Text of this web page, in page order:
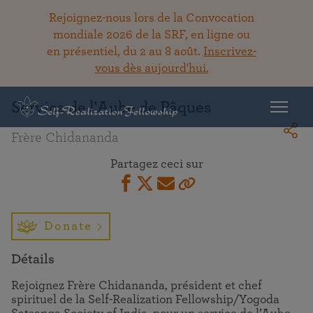
Rejoignez-nous lors de la Convocation
mondiale 2026 de la SRF, en ligne ou
en présentiel, du 2 au 8 août. Inscrivez-
vous dès aujourd'hui.
Retour à la bibliothèque
Service de l'Aube de Pâques
Frère Chidananda
Partagez ceci sur
Donate
Détails
Rejoignez Frère Chidananda, président et chef
spirituel de la Self-Realization Fellowship/Yogoda